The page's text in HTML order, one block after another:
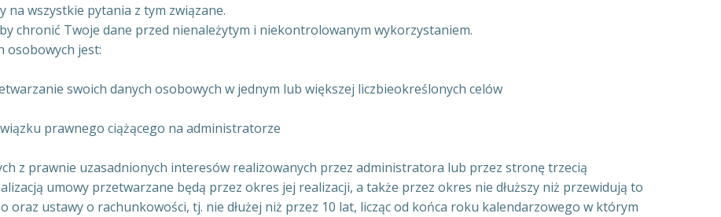
na wszystkie pytania z tym związane.
chronić Twoje dane przed nienależytym i niekontrolowanym wykorzystaniem.
osobowych jest:
swoich danych osobowych w jednym lub większej liczbieokreślonych celów
prawnego ciążącego na administratorze
z prawnie uzasadnionych interesów realizowanych przez administratora lub przez stronę trzecią
umowy przetwarzane będą przez okres jej realizacji, a także przez okres nie dłuższy niż przewidują to
oraz ustawy o rachunkowości, tj. nie dłużej niż przez 10 lat, licząc od końca roku kalendarzowego w którym